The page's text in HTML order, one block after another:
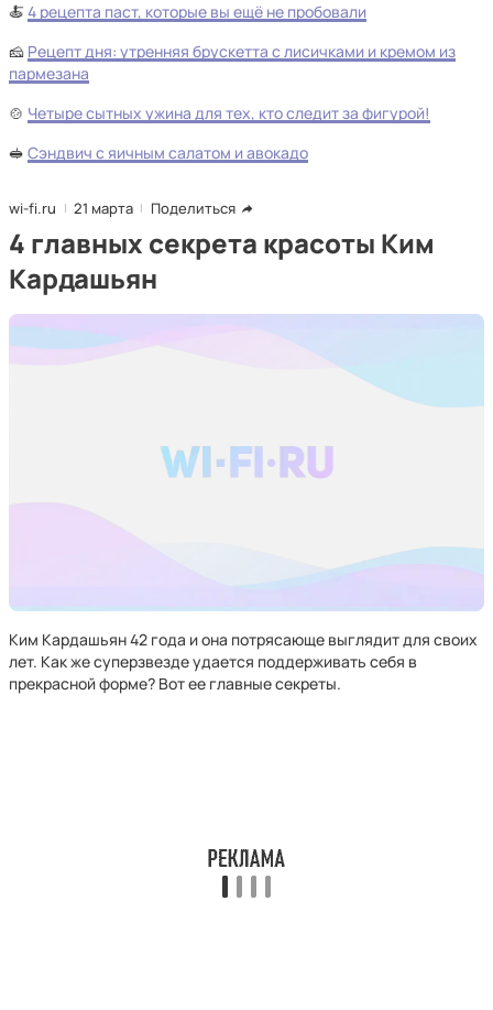
🍝 4 рецепта паст, которые вы ещё не пробовали
🧀 Рецепт дня: утренняя брускетта с лисичками и кремом из
пармезана
🍲 Четыре сытных ужина для тех, кто следит за фигурой!
🥪 Сэндвич с яичным салатом и авокадо
wi-fi.ru 21 марта Поделиться
4 главных секрета красоты Ким
Кардашьян
Ким Кардашьян 42 года и она потрясающе выглядит для своих
лет. Как же суперзвезде удается поддерживать себя в
прекрасной форме? Вот ее главные секреты.